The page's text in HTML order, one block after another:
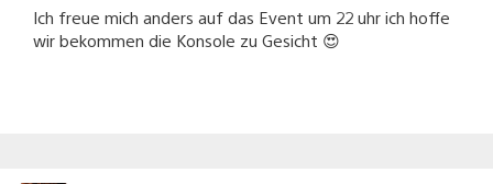
Ich freue mich anders auf das Event um 22 uhr ich hoffe
wir bekommen die Konsole zu Gesicht 😍